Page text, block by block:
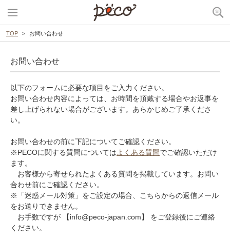
TOP お問い合わせ
お問い合わせ
以下のフォームに必要な項目をご入力ください。
お問い合わせ内容によっては、お時間を頂戴する場合やお返事を
差し上げられない場合がございます。あらかじめご了承くださ
い。
お問い合わせの前に下記についてご確認ください。
※PECOに関する質問についてはよくある質問でご確認いただけ
ます。
お客様から寄せられたよくある質問を掲載しています。お問い
合わせ前にご確認ください。
※「迷惑メール対策」をご設定の場合、こちらからの返信メール
をお送りできません。
お手数ですが 【info@peco-japan.com】 をご登録後にご連絡
ください。